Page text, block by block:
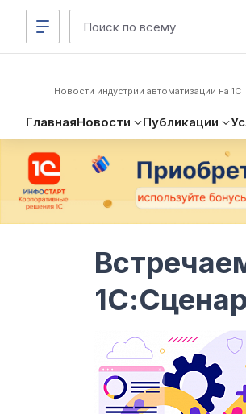
Новости индустрии автоматизации на 1С
ГлавнаяНовости Публикации